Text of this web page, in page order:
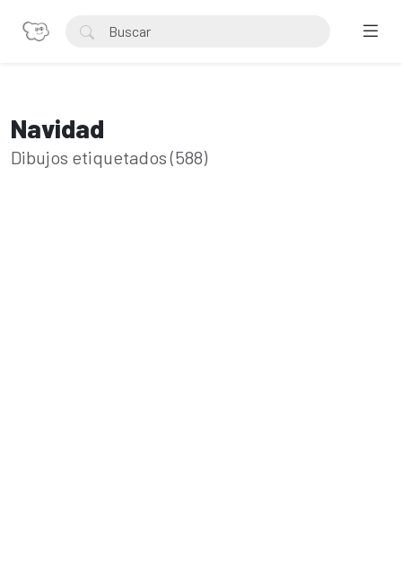
Navidad
Dibujos etiquetados (588)